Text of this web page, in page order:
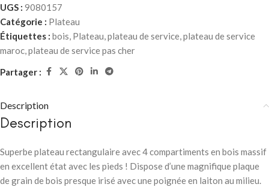
UGS : 9080157
Catégorie : Plateau
Étiquettes : bois, Plateau,plateau de service,plateau de service
maroc,plateau de service pas cher
Partager :
Description
Description
Superbe plateau rectangulaire avec 4 compartiments en bois massif
en excellent état avec les pieds ! Dispose d’une magnifique plaque
de grain de bois presque irisé avec une poignée en laiton au milieu.